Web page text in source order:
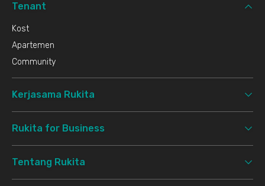
Tenant
Kost
Apartemen
Community
Kerjasama Rukita
Rukita for Business
Tentang Rukita